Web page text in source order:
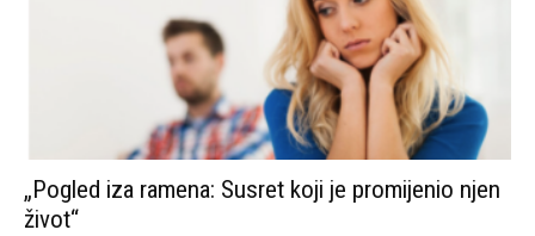
„Pogled iza ramena: Susret koji je promijenio njen
život“